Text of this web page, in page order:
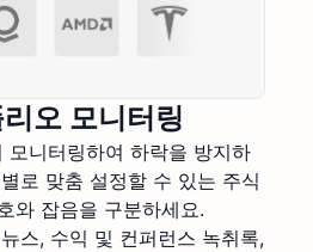
오 모니터링
모니터링하여 하락을 방지하
로 맞춤 설정할 수 있는 주식
와 잡음을 구분하세요.
스, 수익 및 컨퍼런스 녹취록,